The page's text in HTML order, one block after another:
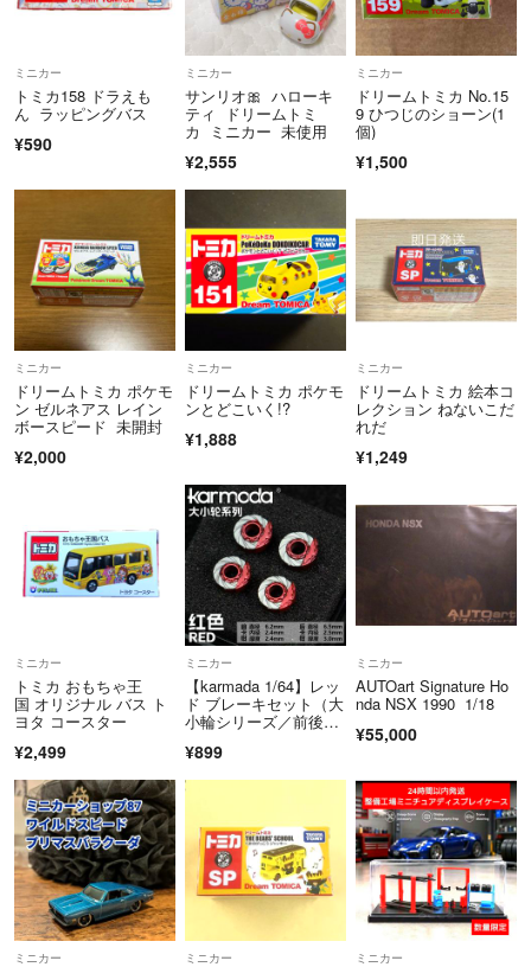
ミニカー
トミカ158 ドラえも
ん ラッピングバス
¥590
ミニカー
サンリオ🎀 ハローキ
ティ ドリームトミ
カ ミニカー 未使用
¥2,555
ミニカー
ドリームトミカ No.15
9 ひつじのショーン(1
個)
¥1,500
ミニカー
ドリームトミカ ポケモ
ン ゼルネアス レイン
ボースピード 未開封
¥2,000
ミニカー
ドリームトミカ ポケモ
ンとどこいく!?
¥1,888
ミニカー
ドリームトミカ 絵本コ
レクション ねないこだ
れだ
¥1,249
ミニカー
トミカ おもちゃ王
国 オリジナル バス ト
ヨタ コースター
¥2,499
ミニカー
【karmada 1/64】レッ
ド ブレーキセット（大
小輪シリーズ／前後異
ーツ）
¥899
ミニカー
AUTOart Signature Ho
nda NSX 1990 1/18
¥55,000
ミニカー ミニカー ミニカー